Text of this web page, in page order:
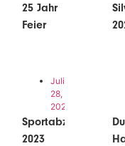
25 Jahr
Feier
Juli
28,
2023
Sportabzeichen
2023